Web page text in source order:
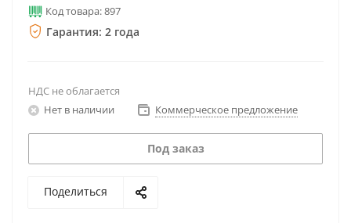
Код товара: 897
Гарантия: 2 года
НДС не облагается
Нет в наличии
Коммерческое предложение
Под заказ
Поделиться